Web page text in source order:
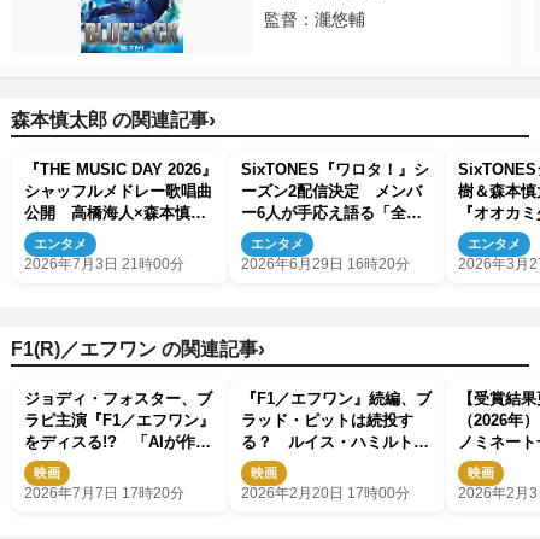
監督：瀧悠輔
森本慎太郎 の関連記事›
『THE MUSIC DAY 2026』
シャッフルメドレー歌唱曲
公開 高橋海人×森本慎太
郎ら競演
エンタメ
2026年7月3日 21時00分
SixTONES『ワロタ！』シ
ーズン2配信決定 メンバ
ー6人が手応え語る「全身
全霊で挑んでいます」
エンタメ
2026年6月29日 16時20分
SixTONES
樹＆森本
『オオカ
『スポッ
エンタメ
2026年3月
F1(R)／エフワン の関連記事›
ジョディ・フォスター、ブ
ラピ主演『F1／エフワン』
をディスる!? 「AIが作っ
たみたい」と発言
映画
2026年7月7日 17時20分
『F1／エフワン』続編、ブ
ラッド・ピットは続投す
る？ ルイス・ハミルトン
は参加
映画
2026年2月20日 17時00分
【受賞結
（2026年
ノミネー
監督賞・
女優賞 ほ
映画
2026年2月